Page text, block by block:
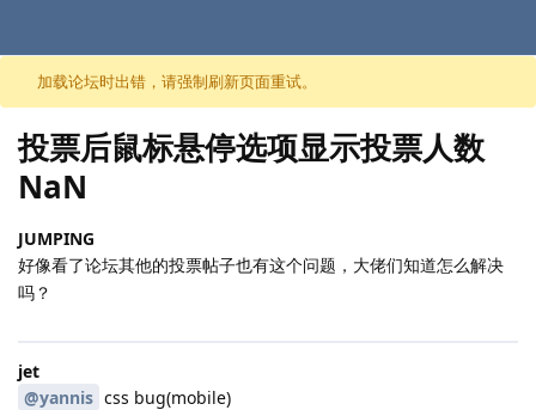
跳至内容
加载论坛时出错，请强制刷新页面重试。
投票后鼠标悬停选项显示投票人数
NaN
JUMPING
好像看了论坛其他的投票帖子也有这个问题，大佬们知道怎么解决
吗？
jet
@yannis css bug(mobile)